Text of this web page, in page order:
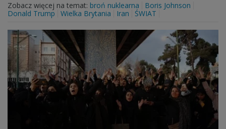
Zobacz więcej na temat: broń nuklearna
Boris Johnson
Donald Trump
Wielka Brytania Iran ŚWIAT